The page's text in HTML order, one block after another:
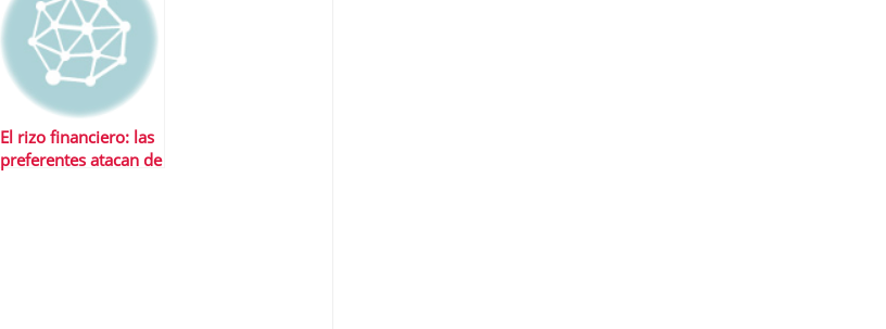
El rizo financiero: las
preferentes atacan de